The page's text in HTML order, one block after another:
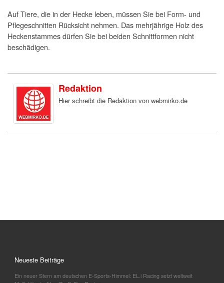
Auf Tiere, die in der Hecke leben, müssen Sie bei Form- und
Pflegeschnitten Rücksicht nehmen. Das mehrjährige Holz des
Heckenstammes dürfen Sie bei beiden Schnittformen nicht
beschädigen.
Redaktion
Hier schreibt die Redaktion von webmirko.de
Neueste Beiträge
Ein neuer Stern am deutschen E-Sports-Himmel: EL.i Racing setzt weltweit